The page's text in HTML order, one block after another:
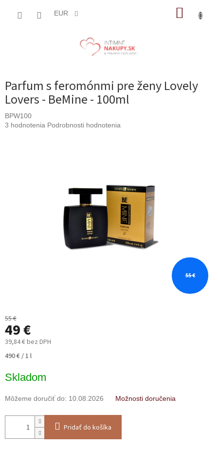
EUR
Parfum s feromónmi pre ženy Lovely
Lovers - BeMine - 100ml
BPW100
Priemerné
3 hodnotenia Podrobnosti hodnotenia
55 €
55 €
49 €
39,84 € bez DPH
Jednotková
490 € / 1 l
Skladom
Môžeme doručiť do: 10.08.2026 Možnosti doručenia
Pridať do košíka